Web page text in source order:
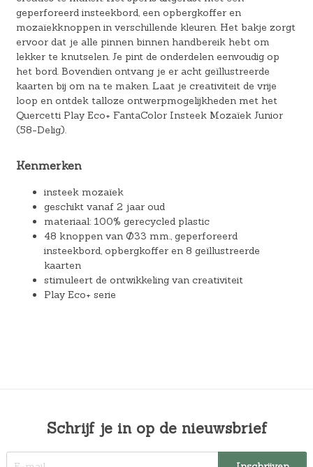
geperforeerd insteekbord, een opbergkoffer en
mozaïekknoppen in verschillende kleuren. Het bakje zorgt
ervoor dat je alle pinnen binnen handbereik hebt om
lekker te knutselen. Je pint de onderdelen eenvoudig op
het bord. Bovendien ontvang je er acht geïllustreerde
kaarten bij om na te maken. Laat je creativiteit de vrije
loop en ontdek talloze ontwerpmogelijkheden met het
Quercetti Play Eco+ FantaColor Insteek Mozaïek Junior
(58-Delig).
Kenmerken
insteek mozaïek
geschikt vanaf 2 jaar oud
materiaal: 100% gerecycled plastic
48 knoppen van Ø33 mm., geperforeerd
insteekbord, opbergkoffer en 8 geïllustreerde
kaarten
stimuleert de ontwikkeling van creativiteit
Play Eco+ serie
Schrijf je in op de nieuwsbrief